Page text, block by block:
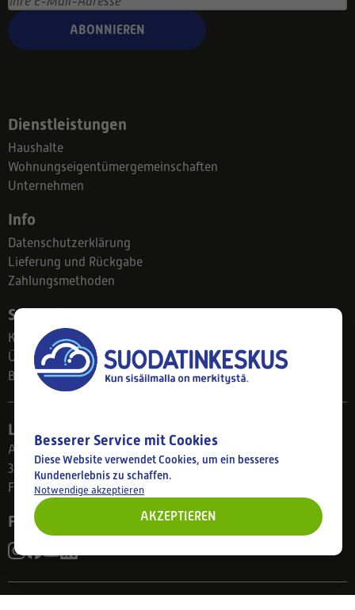
ABONNIEREN
Dienstleistungen
Haushalte
Wohnungseigentümergemeinschaften
Unternehmen
Info
Datenschutzerklärung
Lieferung und Rückgabe
Zahlungsmethoden
Suodatinkeskus
Kontakt
Über uns
Blog
Ladengeschäft
Ahlmanintie 61
33800 Tampere
Finnland
Folgen Sie uns
Besserer Service mit Cookies
Diese Website verwendet Cookies, um ein besseres
Kundenerlebnis zu schaffen.
Notwendige akzeptieren
AKZEPTIEREN